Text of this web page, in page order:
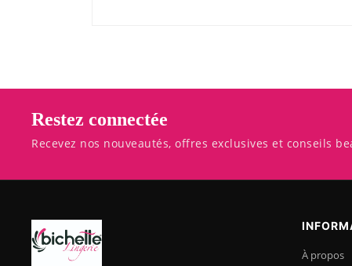
Restez connectée
Recevez nos nouveautés, offres exclusives et conseils
À propos